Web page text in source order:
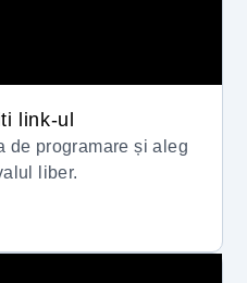
link-ul
de programare și aleg
liber.